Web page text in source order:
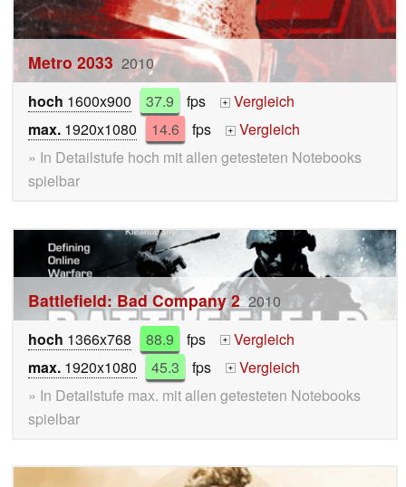
Metro 2033 2010
hoch 1600x900 37.9 fps +
Vergleich
max. 1920x1080 14.6 fps +
Vergleich
» In Detailstufe hoch mit allen getesteten Notebooks
spielbar
Battlefield: Bad Company 2 2010
hoch 1366x768 88.9 fps +
Vergleich
max. 1920x1080 45.3 fps +
Vergleich
» In Detailstufe max. mit allen getesteten Notebooks
spielbar